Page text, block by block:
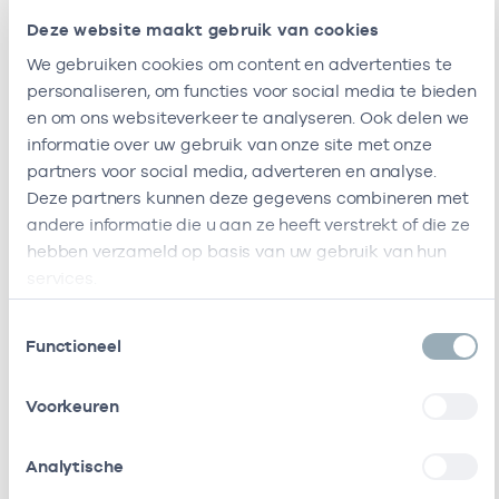
Deze website maakt gebruik van cookies
We gebruiken cookies om content en advertenties te
personaliseren, om functies voor social media te bieden
en om ons websiteverkeer te analyseren. Ook delen we
informatie over uw gebruik van onze site met onze
partners voor social media, adverteren en analyse.
Deze partners kunnen deze gegevens combineren met
andere informatie die u aan ze heeft verstrekt of die ze
hebben verzameld op basis van uw gebruik van hun
Functioneel
Voorkeuren
Analytische
Ik ben werkzaam bij de volgende vestigingen
Huisartsenpraktijk
Huisarts -
Ik heb een arbeidsrelatie met
Naam Rol AGB-code
Stichting
Gezondheidscentra
Vrijgevestigd
getekend)
53530042
Cooperatie
Amsterdam Groot-
53530073
Stichting